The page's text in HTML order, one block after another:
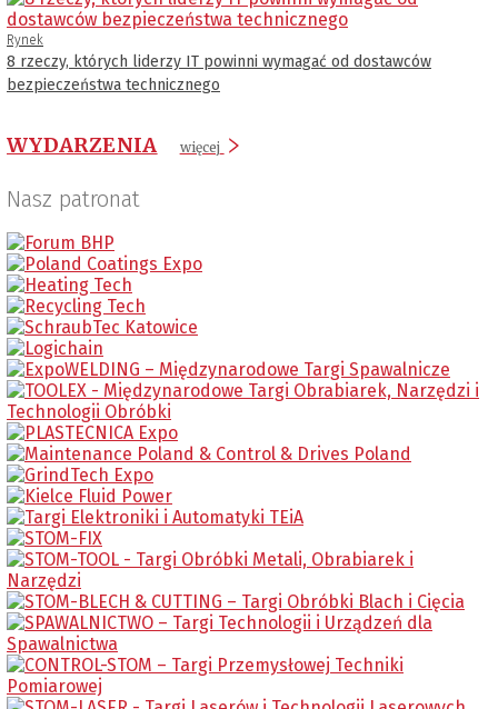
Rynek
8 rzeczy, których liderzy IT powinni wymagać od dostawców
bezpieczeństwa technicznego
WYDARZENIA więcej
Nasz patronat